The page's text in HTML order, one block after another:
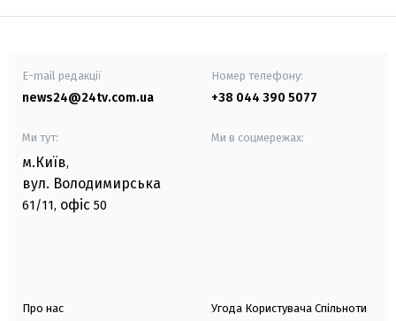
E-mail редакції
news24@24tv.com.ua
Номер телефону:
+38 044 390 5077
Ми тут:
м.Київ,
вул. Володимирська
61/11, офіс 50
Ми в соцмережах:
Про нас Угода Користувача Спільноти